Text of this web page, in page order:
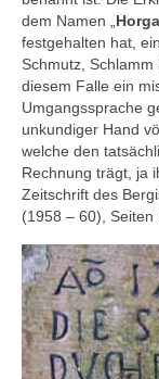
dem Namen „
festgehalten hat,
Schmutz,
diesem Falle ein
Umgangssprache
unkundiger Hand
welche den
Rechnung trägt, ja
Zeitschrift des
(1958 – 60), Seiten